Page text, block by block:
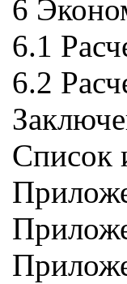
6
6.1
6.2
Список